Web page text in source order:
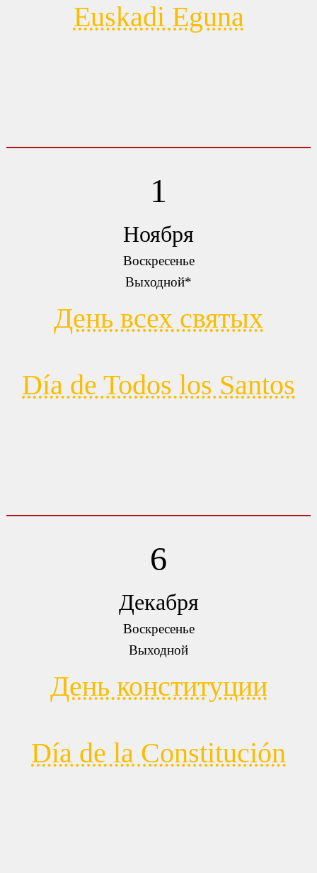
Euskadi Eguna
1
Ноября
Воскресенье
Выходной*
День всех святых
Día de Todos los Santos
6
Декабря
Воскресенье
Выходной
День конституции
Día de la Constitución